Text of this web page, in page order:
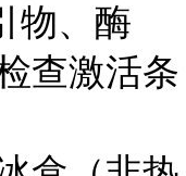
物、酶
查激活条